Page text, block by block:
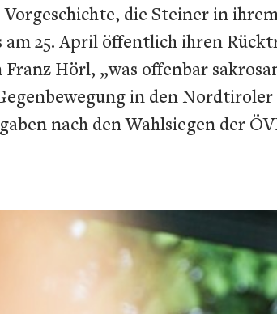
die Steiner in
am 25. April öffentlich ihren
Franz Hörl, „was offenbar
in den
nach den Wahlsiegen der